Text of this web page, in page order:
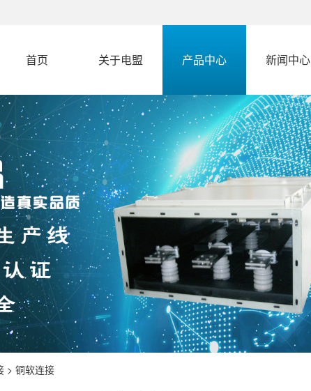
首页 关于电盟 产品中心 新闻中心
> 铜软连接